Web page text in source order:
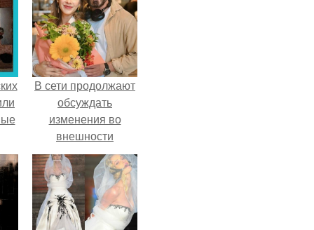
В сети продолжают
обсуждать
изменения во
внешности
актрисы.